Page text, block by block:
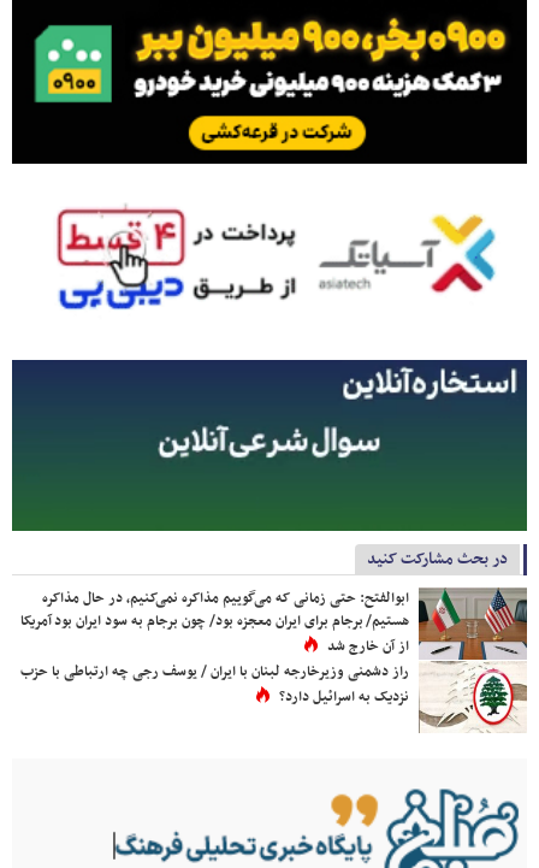
در بحث مشارکت کنید
ابوالفتح: حتی زمانی که می‌گوییم مذاکره نمی‌کنیم، در حال مذاکره
هستیم/ برجام برای ایران معجزه بود/ چون برجام به سود ایران بود آمریکا
از آن خارج شد
راز دشمنی وزیرخارجه لبنان با ایران / یوسف رجی چه ارتباطی با حزب
نزدیک به اسرائیل دارد؟